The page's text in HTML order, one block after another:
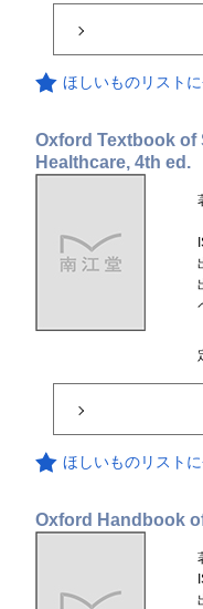
ほしいものリスト
Oxford Textbook of
Healthcare, 4th ed.
ほしいものリスト
Oxford Handbook